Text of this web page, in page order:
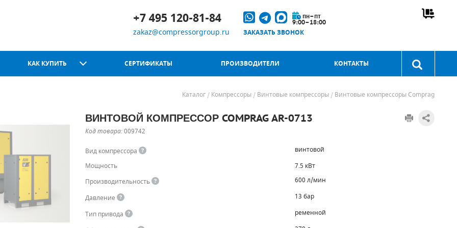
+7 495 120-81-84
zakaz@compressorgroup.ru
пн–пт
9:00–18:00
ЗАКАЗАТЬ ЗВОНОК
КАК КУПИТЬ СЕРТИФИКАТЫ ПРОИЗВОДИТЕЛИ КОНТАКТЫ
Каталог Компрессоры Винтовые компрессоры Винтовые компрессоры Comprag
ВИНТОВОЙ КОМПРЕССОР COMPRAG AR-0713
Код товара:009742
Вид компрессора
винтовой
Мощность
7.5 кВт
Производительность
600 л/мин
Давление
13 бар
Тип привода
ременной